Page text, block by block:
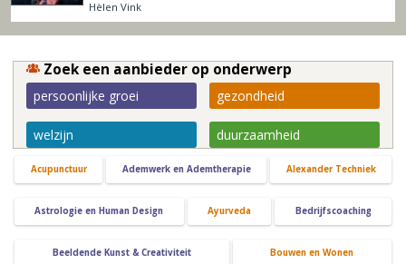
Hèlen Vink
Zoek een aanbieder op onderwerp
persoonlijke groei gezondheid
welzijn duurzaamheid
Acupunctuur Ademwerk en Ademtherapie Alexander Techniek
Astrologie en Human Design Ayurveda Bedrijfscoaching
Beeldende Kunst & Creativiteit Bouwen en Wonen